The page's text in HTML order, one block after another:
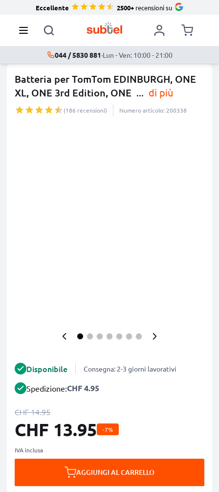
Eccellente 2500+recensioni su
044 / 5830 881·Lun - Ven: 10:00 - 21:00
Batteria per TomTom EDINBURGH, ONE
XL, ONE 3rd Edition, ONE ... di più
(186 recensioni) Numero articolo: 200338
Disponibile Consegna: 2-3 giorni lavorativi
Spedizione:CHF 4.95
CHF 14.95
CHF 13.95 -7%
IVA inclusa
AGGIUNGI AL CARRELLO